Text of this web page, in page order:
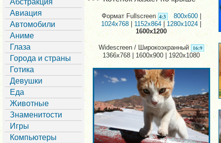
Абстракция
Авиация
Автомобили
Аниме
Глаза
Города и страны
Готика
Девушки
Еда
Животные
Знаменитости
Игры
Компьютеры
Формат Fullscreen 800x600
1024x768
1152x864|1280x1024
1600x1200
Widescreen / Широкоэкранный
1366x768 | 1600x900 | 1920x1080